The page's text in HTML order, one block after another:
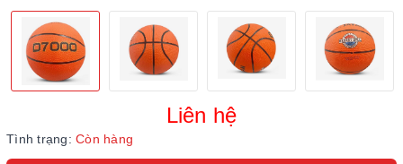
Liên hệ
Tình trạng: Còn hàng